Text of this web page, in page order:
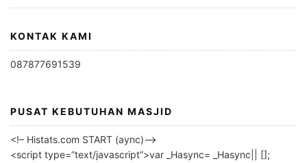
KONTAK KAMI
087877691539
PUSAT KEBUTUHAN MASJID
<!– Histats.com START (aync)–>
<script type=”text/javascript”>var _Hasync= _Hasync|| [];